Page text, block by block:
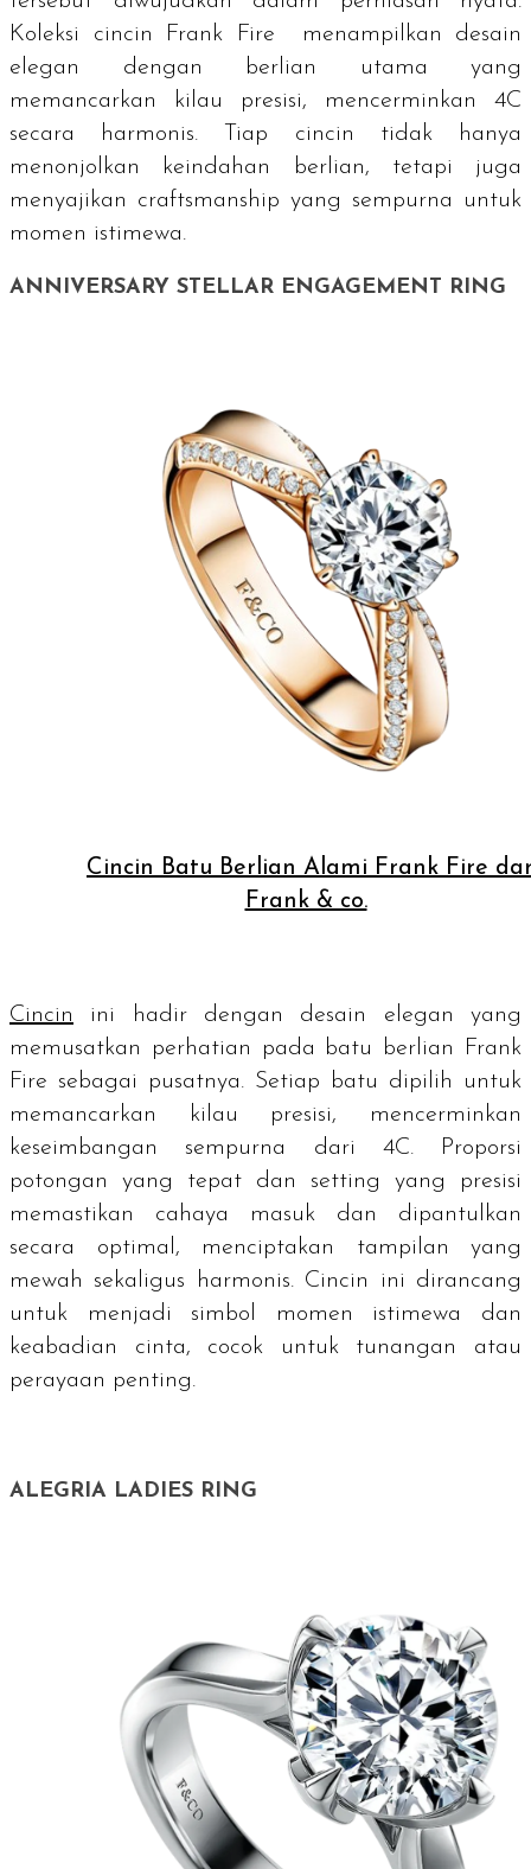
Koleksi cincin Frank Fire menampilkan desain
elegan dengan berlian utama yang
memancarkan kilau presisi, mencerminkan 4C
secara harmonis. Tiap cincin tidak hanya
menonjolkan keindahan berlian, tetapi juga
menyajikan craftsmanship yang sempurna untuk
momen istimewa.
ANNIVERSARY STELLAR ENGAGEMENT RING
Cincin Batu Berlian Alami Frank Fire
Frank & co.
Cincin ini hadir dengan desain elegan yang
memusatkan perhatian pada batu berlian Frank
Fire sebagai pusatnya. Setiap batu dipilih untuk
memancarkan kilau presisi, mencerminkan
keseimbangan sempurna dari 4C. Proporsi
potongan yang tepat dan setting yang presisi
memastikan cahaya masuk dan dipantulkan
secara optimal, menciptakan tampilan yang
mewah sekaligus harmonis. Cincin ini dirancang
untuk menjadi simbol momen istimewa dan
keabadian cinta, cocok untuk tunangan atau
perayaan penting.
ALEGRIA LADIES RING